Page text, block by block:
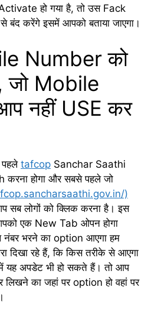
हो गया है, तो उस Fack
बंद करेंगे इसमें आपको बताया जाएगा।
Number को
Mobile
नहीं USE कर
पहले tafcop Sanchar Saathi
होगा और सबसे पहले जो
)
सब लोगों को क्लिक करना है। इस
एक New Tab ओपन होगा
नंबर भरने का option आएगा हम
दिखा रहे हैं, कि किस तरीके से आएगा
यह अपडेट भी हो सकते हैं। तो आप
लिखने का जहां पर option हो वहां पर